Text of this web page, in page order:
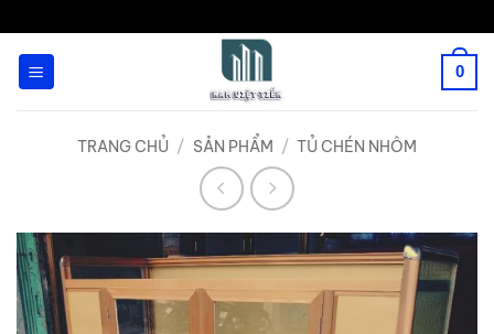
0
TRANG CHỦ / SẢN PHẨM / TỦ CHÉN NHÔM